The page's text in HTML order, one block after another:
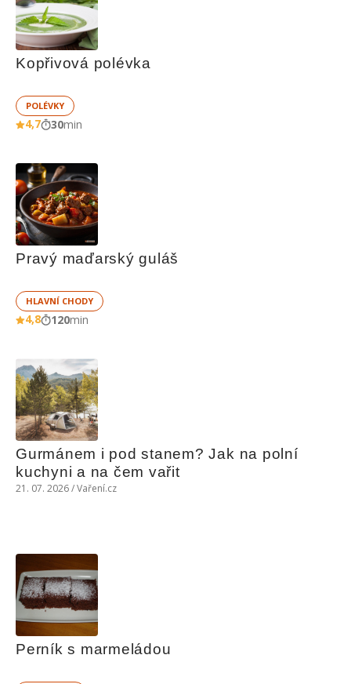
Kopřivová polévka
POLÉVKY
4,7 30min
Pravý maďarský guláš
HLAVNÍ CHODY
4,8 120min
Gurmánem i pod stanem? Jak na polní
kuchyni a na čem vařit
21. 07. 2026 / Vaření.cz
Perník s marmeládou